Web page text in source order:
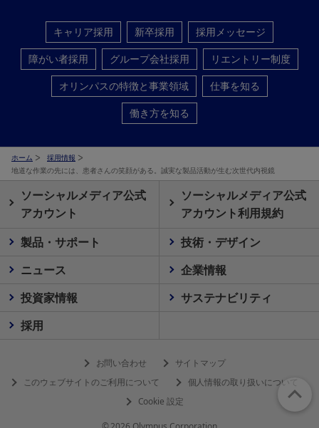
キャリア採用 新卒採用
採用メッセージ
障がい者採用
グループ会社採用
リエントリー制度
オリンパスの特徴と事業領域
仕事を知る
働き方を知る
ホーム
採用情報
地道な作業の先には、患者さんの笑顔がある。誠実な製品活動が生む次世代内視鏡
ソーシャルメディア公式
アカウント
ソーシャルメディア公式
アカウント利用規約
製品・サポート
技術・デザイン
ニュース
企業情報
投資家情報
サステナビリティ
採用
お問い合わせ
サイトマップ
このウェブサイトのご利用について
個人情報の取り扱いについて
Cookie 設定